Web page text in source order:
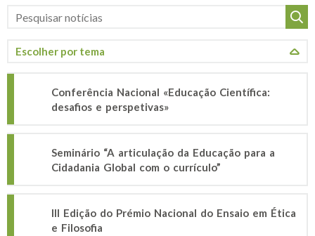
Conferência Nacional «Educação Científica:
desafios e perspetivas»
Seminário “A articulação da Educação para a
Cidadania Global com o currículo”
III Edição do Prémio Nacional do Ensaio em Ética
e Filosofia